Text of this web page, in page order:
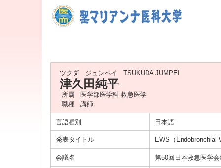
ツクダ ジュンペイ TSUKUDA JUMPEI
津久田純平
所属
医学部医学科 救急医学
職種
講師
言語種別 日本語
発表タイトル EWS（Endobronchial
会議名 第50回日本救急医学